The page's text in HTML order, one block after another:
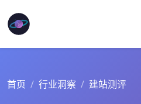
首页 行业洞察 建站测评